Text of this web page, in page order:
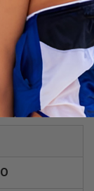
esté disponible